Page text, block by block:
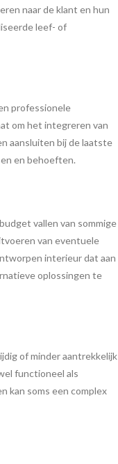
naar de klant en hun
leef- of
professionele
om het integreren van
aansluiten bij de laatste
en behoeften.
vallen van sommige
van eventuele
interieur dat aan
oplossingen te
of minder aantrekkelijk
functioneel als
kan soms een complex